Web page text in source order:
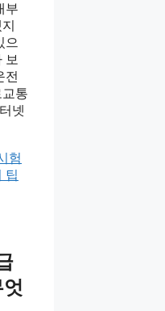
부
으
보
전
통
넷
험
팁